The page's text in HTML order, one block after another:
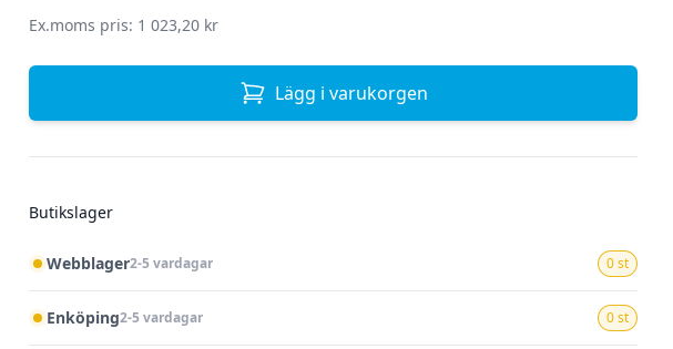
Ex.moms pris: 1 023,20 kr
Lägg i varukorgen
Butikslager
Webblager2-5 vardagar 0 st
Enköping2-5 vardagar 0 st